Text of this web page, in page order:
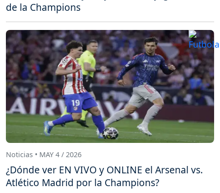
de la Champions
Noticias • MAY 4 / 2026
¿Dónde ver EN VIVO y ONLINE el Arsenal vs.
Atlético Madrid por la Champions?